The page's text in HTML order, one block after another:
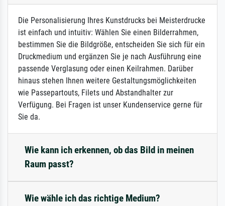
Die Personalisierung Ihres Kunstdrucks bei Meisterdrucke
ist einfach und intuitiv: Wählen Sie einen Bilderrahmen,
bestimmen Sie die Bildgröße, entscheiden Sie sich für ein
Druckmedium und ergänzen Sie je nach Ausführung eine
passende Verglasung oder einen Keilrahmen. Darüber
hinaus stehen Ihnen weitere Gestaltungsmöglichkeiten
wie Passepartouts, Filets und Abstandhalter zur
Verfügung. Bei Fragen ist unser Kundenservice gerne für
Sie da.
Wie kann ich erkennen, ob das Bild in meinen
Raum passt?
Wie wähle ich das richtige Medium?